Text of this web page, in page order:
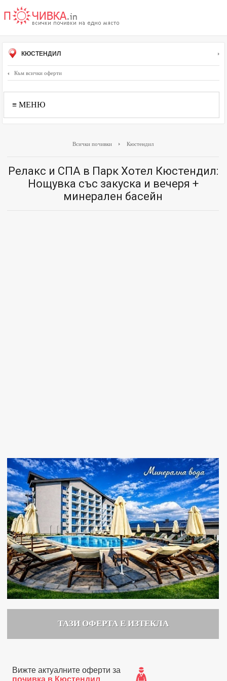
КЮСТЕНДИЛ
Към всички оферти
≡ МЕНЮ
Всички почивки Кюстендил
Релакс и СПА в Парк Хотел Кюстендил:
Нощувка със закуска и вечеря +
минерален басейн
ТАЗИ ОФЕРТА Е ИЗТЕКЛА
Вижте актуалните оферти за